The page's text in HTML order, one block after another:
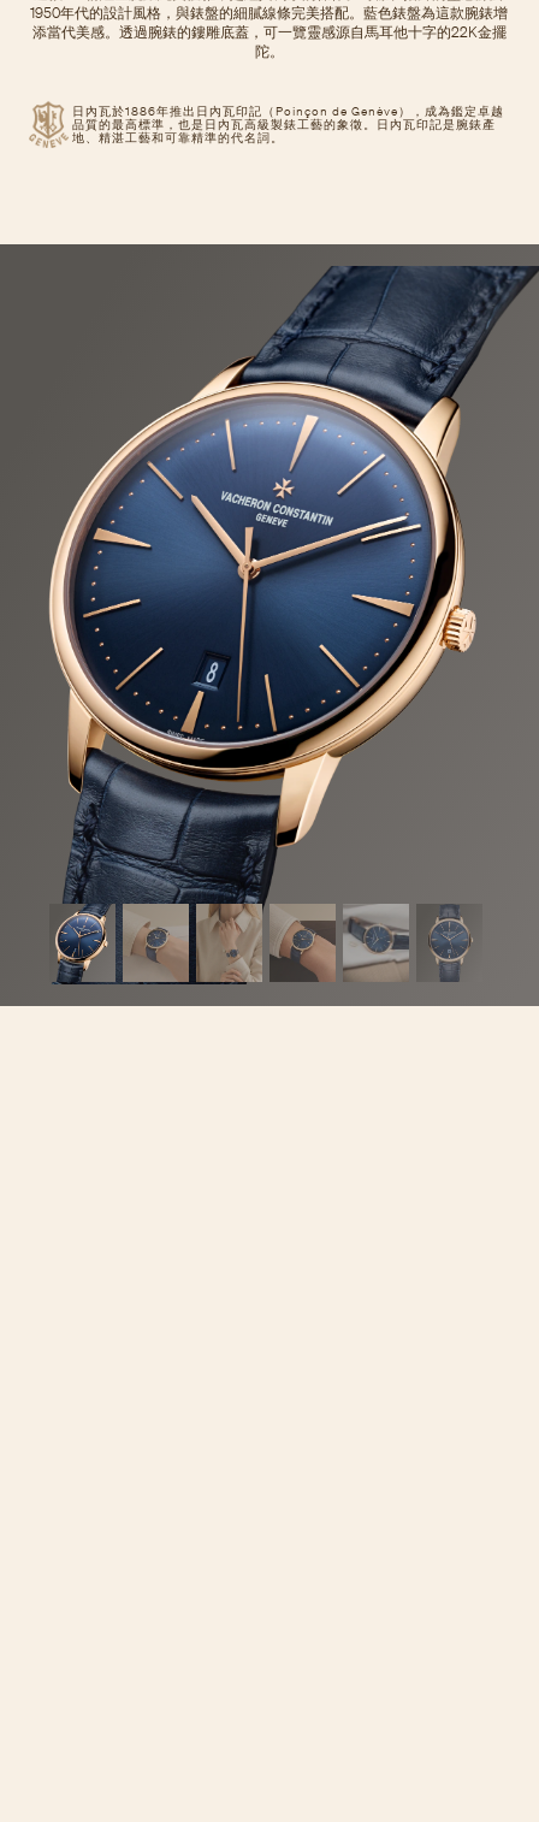
日內瓦於1886年推出日內瓦印記（Poinçon de Genève），成為鑑定卓越
品質的最高標準，也是日內瓦高級製錶工藝的象徵。日內瓦印記是腕錶產
地、精湛工藝和可靠精準的代名詞。
1950年代的設計風格，與錶盤的細膩線條完美搭配。藍色錶盤為這款腕錶增
添當代美感。透過腕錶的鏤雕底蓋，可一覽靈感源自馬耳他十字的22K金擺
陀。